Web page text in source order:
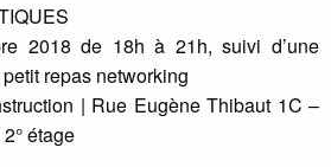
2018 de 18h à 21h, suivi d’une
repas networking
| Rue Eugène Thibaut 1C –
étage